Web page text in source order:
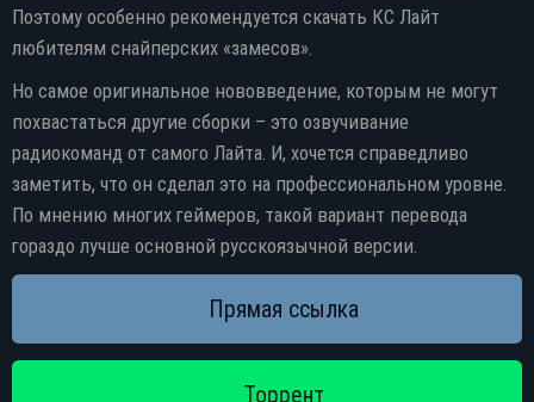
Поэтому особенно рекомендуется скачать КС Лайт
любителям снайперских «замесов».
Но самое оригинальное нововведение, которым не могут
похвастаться другие сборки – это озвучивание
радиокоманд от самого Лайта. И, хочется справедливо
заметить, что он сделал это на профессиональном уровне.
По мнению многих геймеров, такой вариант перевода
гораздо лучше основной русскоязычной версии.